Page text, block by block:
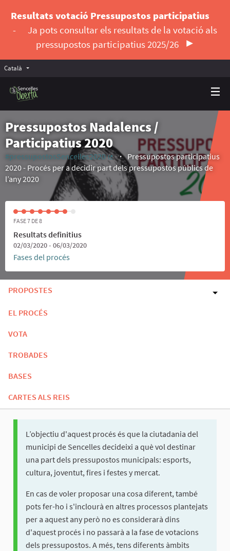
Resultats votació Pressupostos participatius
-
Ja pots consultar els resultats de la votació als
pressupostos participatius 2025/26
Català Triar la llengua
Pressupostos Nadalencs /
Participatius 2020
#pressupostosSencelles2020
(Enllaç extern)
Pressupostos participatius
2020 - Procés per a decidir part dels pressupostos públics de
l’any 2020
FASE 7 DE 8
Resultats definitius
02/03/2020 - 06/03/2020
Fases del procés
PROPOSTES
EL PROCÉS
VOTA
TROBADES
BASES
CARTES ALS REIS
L’objectiu d'aquest procés és que la ciutadania del
municipi de Sencelles decideixi a què vol destinar
una part dels pressupostos municipals: esports,
cultura, joventut, fires i festes y mercat.
En cas de voler proposar una cosa diferent, també
pots fer-ho i s'inclourà en altres processos plantejats
per a aquest any però no es considerarà dins
d'aquest procés i no passarà a la fase de votacions
dels pressupostos. A més, tens diferents àmbits